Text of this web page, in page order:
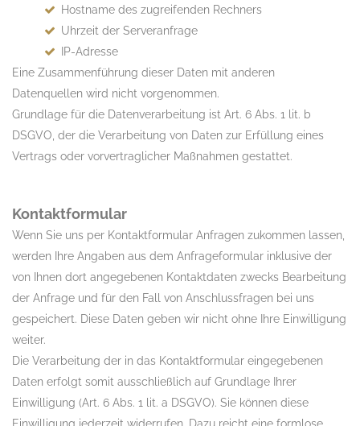
Hostname des zugreifenden Rechners
Uhrzeit der Serveranfrage
IP-Adresse
Eine Zusammenführung dieser Daten mit anderen
Datenquellen wird nicht vorgenommen.
Grundlage für die Datenverarbeitung ist Art. 6 Abs. 1 lit. b
DSGVO, der die Verarbeitung von Daten zur Erfüllung eines
Vertrags oder vorvertraglicher Maßnahmen gestattet.
Kontaktformular
Wenn Sie uns per Kontaktformular Anfragen zukommen lassen,
werden Ihre Angaben aus dem Anfrageformular inklusive der
von Ihnen dort angegebenen Kontaktdaten zwecks Bearbeitung
der Anfrage und für den Fall von Anschlussfragen bei uns
gespeichert. Diese Daten geben wir nicht ohne Ihre Einwilligung
weiter.
Die Verarbeitung der in das Kontaktformular eingegebenen
Daten erfolgt somit ausschließlich auf Grundlage Ihrer
Einwilligung (Art. 6 Abs. 1 lit. a DSGVO). Sie können diese